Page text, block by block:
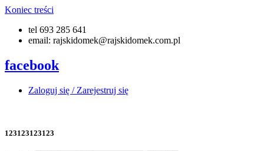
Koniec treści
tel 693 285 641
email: rajskidomek@rajskidomek.com.pl
facebook
Zaloguj się / Zarejestruj się
123123123123